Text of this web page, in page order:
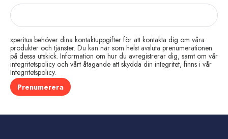
xperitus behöver dina kontaktuppgifter för att kontakta dig om våra
produkter och tjänster. Du kan när som helst avsluta prenumerationen
på dessa utskick. Information om hur du avregistrerar dig, samt om vår
integritetspolicy och vårt åtagande att skydda din integritet, finns i vår
Integritetspolicy.